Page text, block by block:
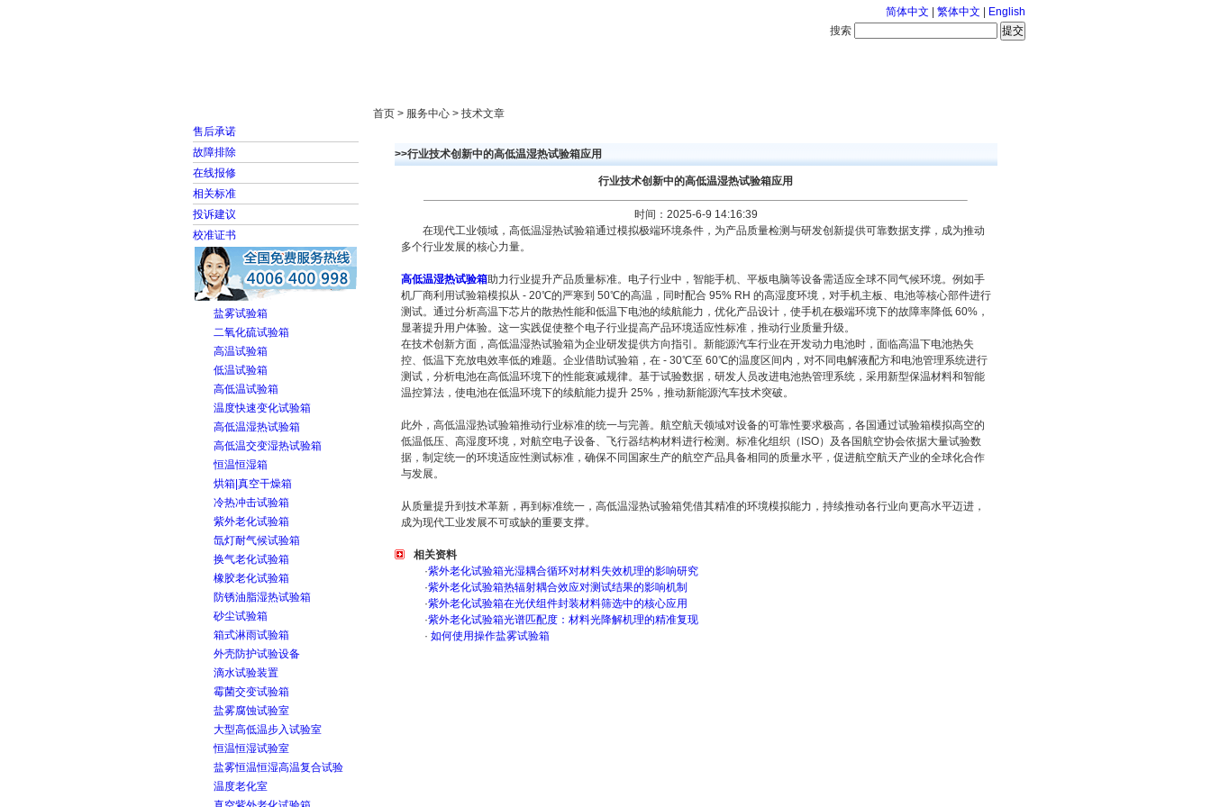
简体中文 繁体中文
English
搜索
售后承诺
故障排除
在线报修
相关标准
投诉建议
校准证书
盐雾试验箱
二氧化硫试验箱
高温试验箱
低温试验箱
高低温试验箱
温度快速变化试验箱
高低温湿热试验箱
高低温交变湿热试验箱
恒温恒湿箱
烘箱|真空干燥箱
冷热冲击试验箱
紫外老化试验箱
氙灯耐气候试验箱
换气老化试验箱
橡胶老化试验箱
防锈油脂湿热试验箱
砂尘试验箱
箱式淋雨试验箱
外壳防护试验设备
滴水试验装置
霉菌交变试验箱
盐雾腐蚀试验室
大型高低温步入试验室
恒温恒湿试验室
盐雾恒温恒湿高温复合试验
温度老化室
首页 > 服务中心 > 技术文章
>>行业技术创新中的高低温湿热试验箱应用
行业技术创新中的高低温湿热试验箱应用
时间：2025-6-9 14:16:39
在现代工业领域，高低温湿热试验箱通过模拟极端环境条件，为产品质量检测与研发创新提供可靠数据支撑，成为推动
多个行业发展的核心力量。
高低温湿热试验箱助力行业提升产品质量标准。电子行业中，智能手机、平板电脑等设备需适应全球不同气候环境。例如手
机厂商利用试验箱模拟从 - 20℃的严寒到 50℃的高温，同时配合 95% RH 的高湿度环境，对手机主板、电池等核心部件进行
测试。通过分析高温下芯片的散热性能和低温下电池的续航能力，优化产品设计，使手机在极端环境下的故障率降低 60%，
显著提升用户体验。这一实践促使整个电子行业提高产品环境适应性标准，推动行业质量升级。
在技术创新方面，高低温湿热试验箱为企业研发提供方向指引。新能源汽车行业在开发动力电池时，面临高温下电池热失
控、低温下充放电效率低的难题。企业借助试验箱，在 - 30℃至 60℃的温度区间内，对不同电解液配方和电池管理系统进行
测试，分析电池在高低温环境下的性能衰减规律。基于试验数据，研发人员改进电池热管理系统，采用新型保温材料和智能
温控算法，使电池在低温环境下的续航能力提升 25%，推动新能源汽车技术突破。
此外，高低温湿热试验箱推动行业标准的统一与完善。航空航天领域对设备的可靠性要求极高，各国通过试验箱模拟高空的
低温低压、高湿度环境，对航空电子设备、飞行器结构材料进行检测。标准化组织（ISO）及各国航空协会依据大量试验数
据，制定统一的环境适应性测试标准，确保不同国家生产的航空产品具备相同的质量水平，促进航空航天产业的全球化合作
与发展。
从质量提升到技术革新，再到标准统一，高低温湿热试验箱凭借其精准的环境模拟能力，持续推动各行业向更高水平迈进，
成为现代工业发展不可或缺的重要支撑。
相关资料
·紫外老化试验箱光湿耦合循环对材料失效机理的影响研究
·紫外老化试验箱热辐射耦合效应对测试结果的影响机制
·紫外老化试验箱在光伏组件封装材料筛选中的核心应用
·紫外老化试验箱光谱匹配度：材料光降解机理的精准复现
· 如何使用操作盐雾试验箱